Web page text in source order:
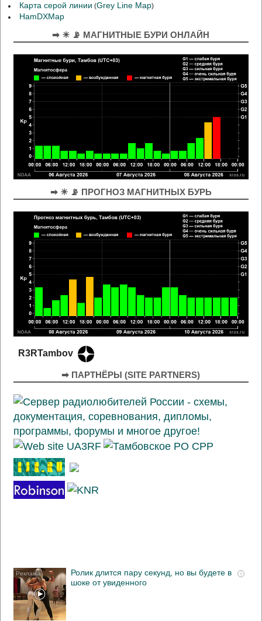
Карта серой линии (Grey Line Map)
HamDXMap
➡ ☀ 📡 МАГНИТНЫЕ БУРИ ОНЛАЙН
➡ ☀ 📡 ПРОГНОЗ МАГНИТНЫХ БУРЬ
R3RTambov
➡ ПАРТНЁРЫ (SITE PARTNERS)
i
Ролик длится пару секунд, но вы будете в
шоке от увиденного